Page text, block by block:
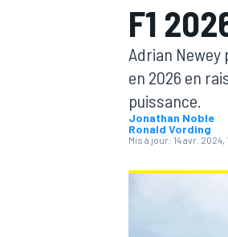
MOTOGP
F1
Adrian Newey
en 2026 en
puissance.
Jonathan Noble
Ronald Vording
Mis à jour: 14 avr. 2024,